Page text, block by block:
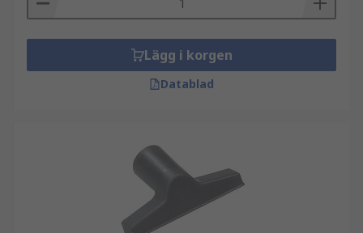
Lägg i korgen
Datablad